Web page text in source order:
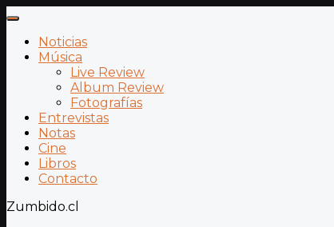
Noticias
Música
Live Review
Album Review
Fotografías
Entrevistas
Notas
Cine
Libros
Contacto
Zumbido.cl